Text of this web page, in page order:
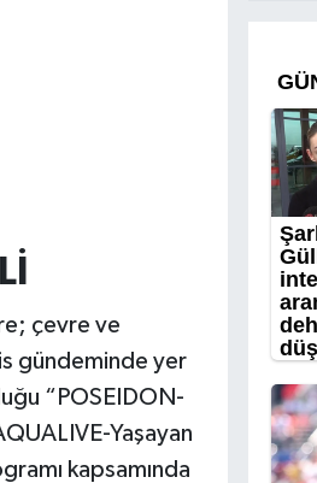
çevre ve
gündeminde yer
“POSEIDON-
Yaşayan
kapsamında